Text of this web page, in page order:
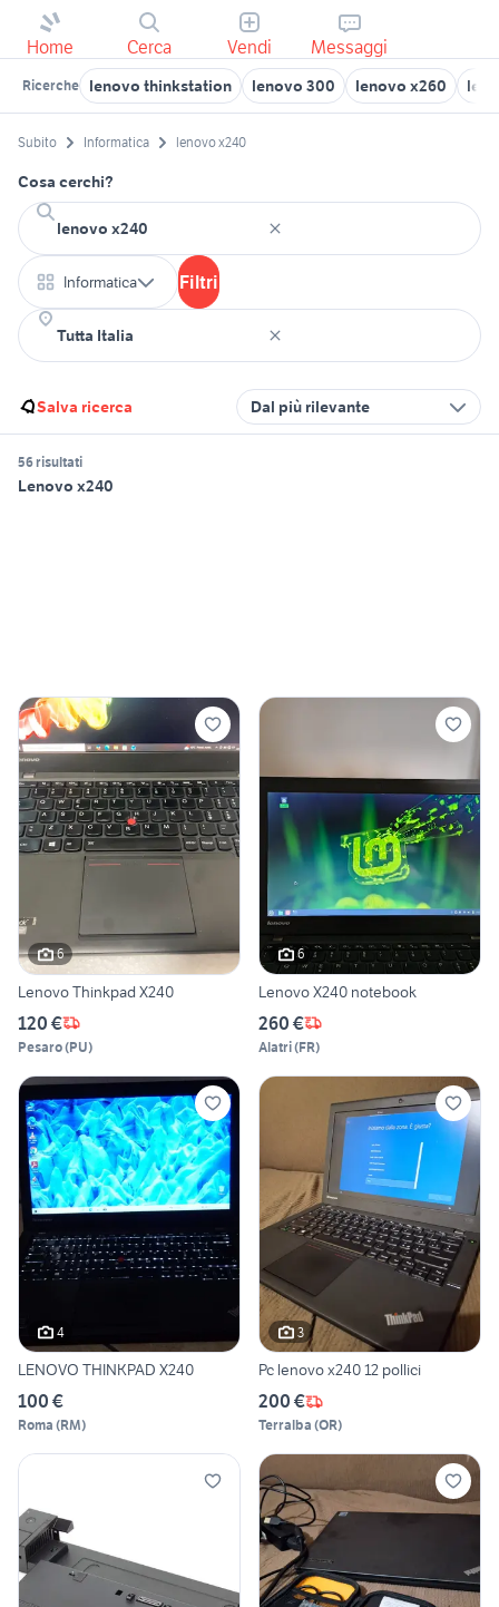
Home Cerca Vendi Messaggi
Ricerche lenovo thinkstation lenovo 300 lenovo x260
Subito Informatica lenovo x240
Cosa cerchi?
Informatica Filtri
Salva ricerca Dal più rilevante
56 risultati
Lenovo x240
6
Lenovo Thinkpad X240
120 €
Pesaro(PU)
6
Lenovo X240 notebook
260 €
Alatri(FR)
4
LENOVO THINKPAD X240
100 €
Roma (RM)
3
Pc lenovo x240 12 pollici
200 €
Terralba (OR)